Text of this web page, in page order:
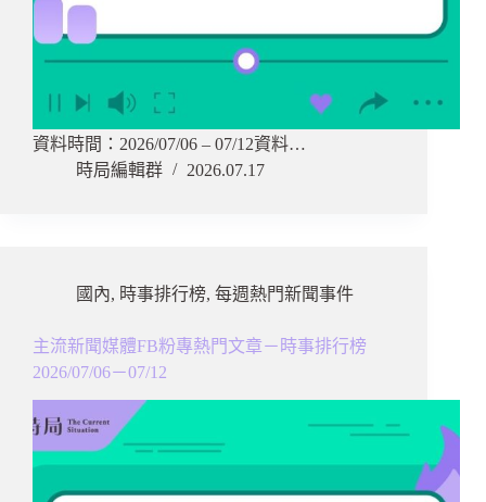
資料時間：2026/07/06 – 07/12資料…
時局編輯群
2026.07.17
國內, 時事排行榜, 每週熱門新聞事件
主流新聞媒體FB粉專熱門文章－時事排行榜
2026/07/06－07/12